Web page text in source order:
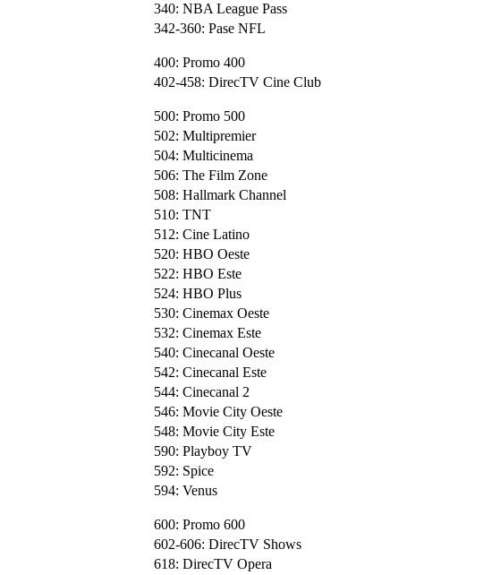
340: NBA League Pass
342-360: Pase NFL
400: Promo 400
402-458: DirecTV Cine Club
500: Promo 500
502: Multipremier
504: Multicinema
506: The Film Zone
508: Hallmark Channel
510: TNT
512: Cine Latino
520: HBO Oeste
522: HBO Este
524: HBO Plus
530: Cinemax Oeste
532: Cinemax Este
540: Cinecanal Oeste
542: Cinecanal Este
544: Cinecanal 2
546: Movie City Oeste
548: Movie City Este
590: Playboy TV
592: Spice
594: Venus
600: Promo 600
602-606: DirecTV Shows
618: DirecTV Opera